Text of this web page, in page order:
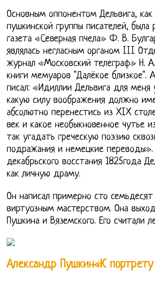
Основным оппонентом Дельвига, как
пушкинской группы писателей, была
газета «Северная пчела» Ф. В.
являлась негласным органом III
журнал «Московский телеграф» Н.
книги мемуаров "Далёкое близкое".
писал: «Идиллии Дельвига для меня
какую силу воображения должно
абсолютно перенестись из XIX
век и какое необыкновенное чутье
так угадать греческую поэзию
подражания и немецкие
декабрьского восстания 1825года
как личную драму.
Он написал примерно сто
виртуозным мастерством. Она
Пушкина и Вяземского. Его считали
Александр Пушкин«К